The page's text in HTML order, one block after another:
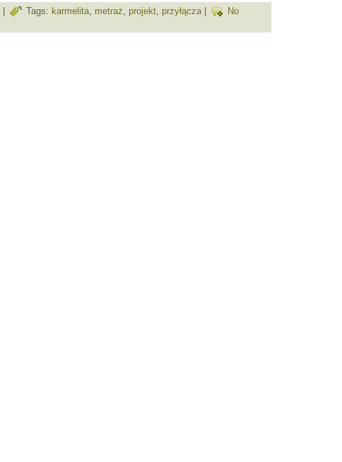
Tags: karmelita, metraż, projekt, przyłącza|
No